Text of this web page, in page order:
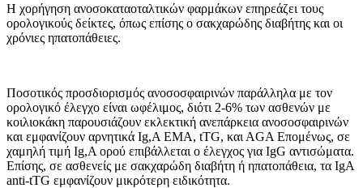
Η χορήγηση ανοσοκαταοταλτικών φαρ­μάκων επηρεάζει τους
ορολογικούς δείκτες, όπως επίσης ο σακχαρώδης διαβήτης και οι
χρόνιες ηπατοπάθειες.
Ποσοτικός προσδιορισμός ανοσοσφαιρινών παράλληλα με τον
ορο­λογικό έλεγχο είναι ωφέλιμος, διότι 2-6% των ασθενών με
κοιλιοκάκη παρουσιάζουν εκλεκτική ανεπάρ­κεια ανοσοσφαιρινών
και εμφανίζουν αρνητικά Ιg,Α ΕΜΑ, tTG, και ΑGA Επομένως, σε
χαμηλή τιμή Ιg,Α ορού επιβάλλεται ο έλεγχος για ΙgG αντισώματα.
Επί­σης, σε ασθενείς με σακχαρώδη διαβήτη ή ηπατοπάθεια, τα IgA
anti-tTG εμφανίζουν μικρότερη ειδικότητα.